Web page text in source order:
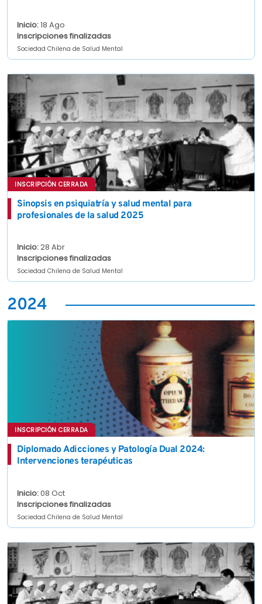
Inicio:18 Ago
Inscripciones finalizadas
Sociedad Chilena de Salud Mental
INSCRIPCIÓN CERRADA
Sinopsis en psiquiatría y salud mental para
profesionales de la salud 2025
Inicio:28 Abr
Inscripciones finalizadas
Sociedad Chilena de Salud Mental
2024
INSCRIPCIÓN CERRADA
Diplomado Adicciones y Patología Dual 2024:
Intervenciones terapéuticas
Inicio:08 Oct
Inscripciones finalizadas
Sociedad Chilena de Salud Mental